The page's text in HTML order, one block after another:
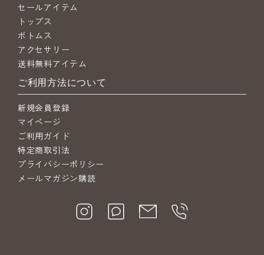
セールアイテム
トップス
ボトムス
アクセサリー
送料無料アイテム
ご利用方法について
新規会員登録
マイページ
ご利用ガイド
特定商取引法
プライバシーポリシー
メールマガジン購読